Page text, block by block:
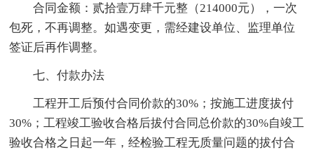
合同金额：贰拾壹万肆千元整（214000元），一次
包死，不再调整。如遇变更，需经建设单位、监理单位
签证后再作调整。
七、付款办法
工程开工后预付合同价款的30%；按施工进度拔付
30%；工程竣工验收合格后拔付合同总价款的30%自竣工
验收合格之日起一年，经检验工程无质量问题的拔付合